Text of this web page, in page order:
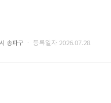
반으로 시스템을 구축
송파구 · 등록일자 2026.07.28.